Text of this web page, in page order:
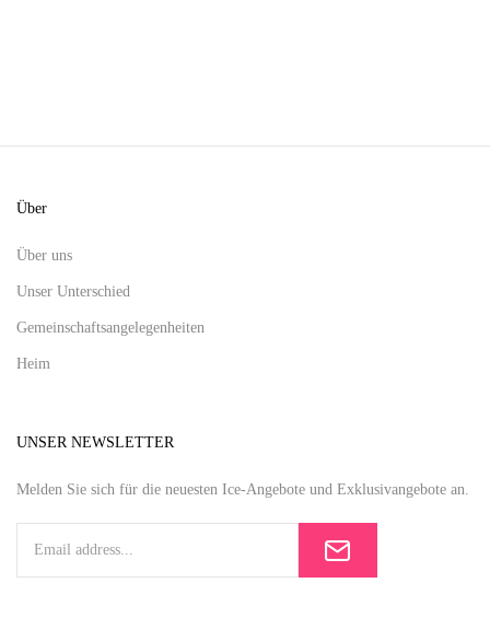
Über
Über uns
Unser Unterschied
Gemeinschaftsangelegenheiten
Heim
UNSER NEWSLETTER
Melden Sie sich für die neuesten Ice-Angebote und Exklusivangebote an.